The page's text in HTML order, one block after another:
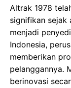
Altrak 1978
signifikan sejak
menjadi
Indonesia,
memberikan
pelanggannya.
berinovasi